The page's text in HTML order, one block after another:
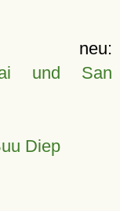
und San
Diep